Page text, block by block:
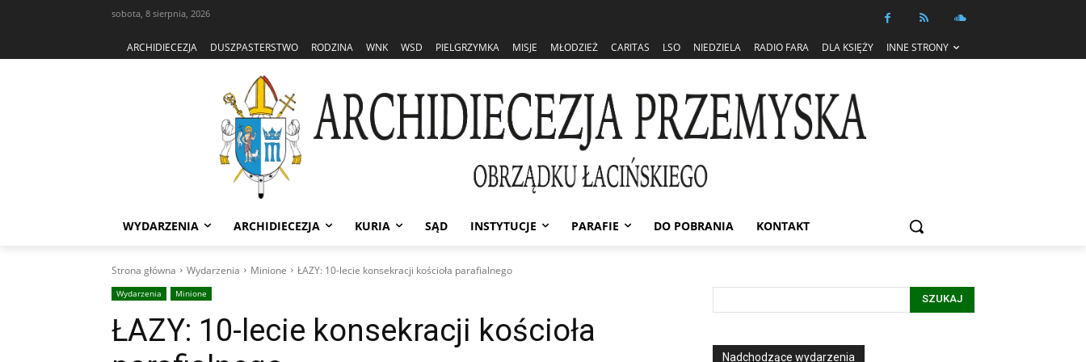
sobota, 8 sierpnia, 2026
ARCHIDIECEZJA DUSZPASTERSTWO RODZINA WNK WSD PIELGRZYMKA MISJE MŁODZIEŻ CARITAS LSO NIEDZIELA RADIO FARA DLA KSIĘŻY INNE STRONY
WYDARZENIA ARCHIDIECEZJA KURIA SĄD INSTYTUCJE PARAFIE DO POBRANIA KONTAKT
Strona główna Wydarzenia Minione ŁAZY: 10-lecie konsekracji kościoła parafialnego
Wydarzenia Minione
ŁAZY: 10-lecie konsekracji kościoła
SZUKAJ
Nadchodzące wydarzenia